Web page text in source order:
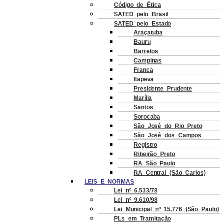
Código de Ética
SATED pelo Brasil
SATED pelo Estado
Araçatuba
Bauru
Barretos
Campinas
Franca
Itapeva
Presidente Prudente
Marília
Santos
Sorocaba
São José do Rio Preto
São José dos Campos
Registro
Ribeirão Preto
RA São Paulo
RA Central (São Carlos)
LEIS E NORMAS
Lei nº 6.533/78
Lei nº 9.610/98
Lei Municipal nº 15.776 (São Paulo)
PLs em Tramitação